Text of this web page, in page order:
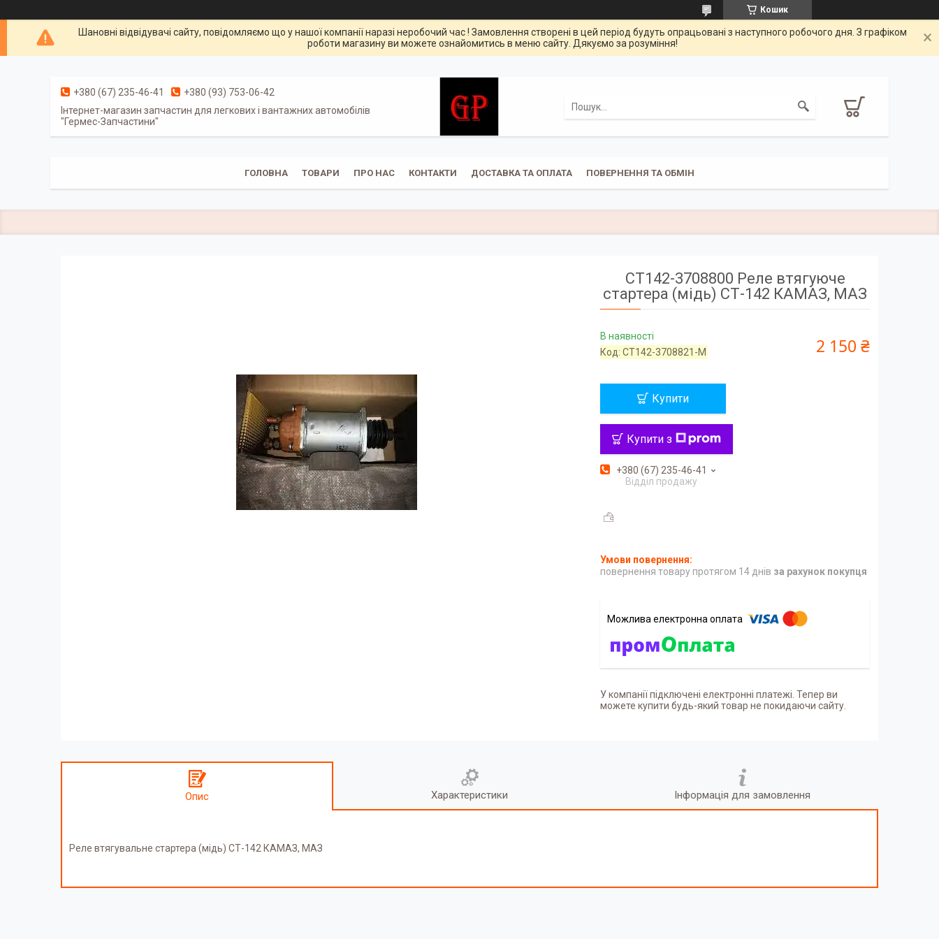
Кошик
Шановні відвідувачі сайту, повідомляємо що у нашої компанії наразі неробочий час ! Замовлення створені в цей період будуть опрацьовані з наступного робочого дня. З графіком
роботи магазину ви можете ознайомитись в меню сайту. Дякуємо за розуміння!
+380 (67) 235-46-41
+380 (93) 753-06-42
Інтернет-магазин запчастин для легкових і вантажних автомобілів
"Гермес-Запчастини"
ГОЛОВНА ТОВАРИ ПРО НАС КОНТАКТИ ДОСТАВКА ТА ОПЛАТА ПОВЕРНЕННЯ ТА ОБМІН
СТ142-3708800 Реле втягуюче
стартера (мідь) СТ-142 КАМАЗ, МАЗ
В наявності
Код:СТ142-3708821-М 2 150 ₴
Купити
Купити з
+380 (67) 235-46-41
Відділ продажу
повернення товару протягом 14 днів за рахунок покупця
У компанії підключені електронні платежі. Тепер ви
можете купити будь-який товар не покидаючи сайту.
Опис Характеристики Інформація для замовлення
Реле втягувальне стартера (мідь) СТ-142 КАМАЗ, МАЗ